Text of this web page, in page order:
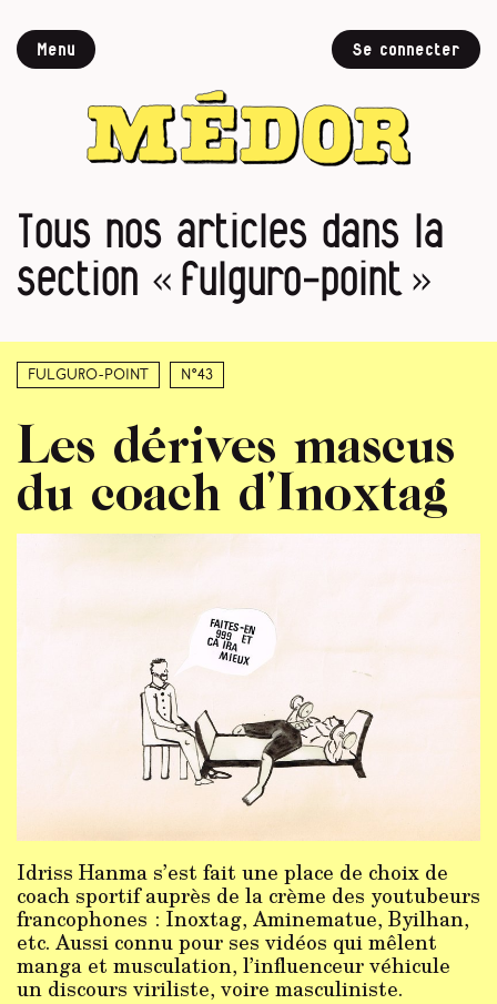
Menu Se connecter
Tous nos articles dans la
section « fulguro-point »
Fulguro-Point N°43
Les dérives mascus
du coach d’Inoxtag
Idriss Hanma s’est fait une place de choix de
coach sportif auprès de la crème des youtubeurs
francophones : Inoxtag, Aminematue, Byilhan,
etc. Aussi connu pour ses vidéos qui mêlent
manga et musculation, l’influenceur véhicule
un discours viriliste, voire masculiniste.